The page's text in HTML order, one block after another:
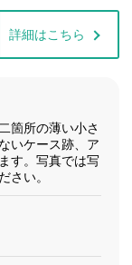
詳細はこちら
箇所の薄い小さ
いケース跡、ア
す。写真では写
さい。